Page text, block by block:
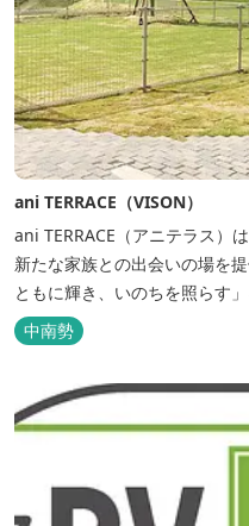
ani TERRACE（VISON）
ani TERRACE（アニテラス）
新たな家族との出会いの場を
ともに輝き、いのちを照らす
行うアニコムグループが運営
と一緒にVISONへ訪れたペッ
ルをご用意しているほか、広
中南勢